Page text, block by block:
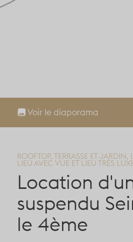
Voir le diaporama
ROOFTOP, TERRASSE ET JARDIN,
LIEU AVEC VUE ET LIEU TRÈS
Location
suspendu
le 4ème